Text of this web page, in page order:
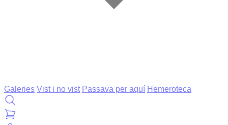
Galeries Vist i no vist Passava per aquí Hemeroteca